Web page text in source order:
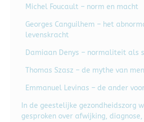
Michel Foucault – norm en macht
Georges Canguilhem – het
levenskracht
Damiaan Denys – normaliteit als
Thomas Szasz – de mythe van
Emmanuel Levinas – de ander
In de geestelijke gezondheidszorg
gesproken over afwijking,